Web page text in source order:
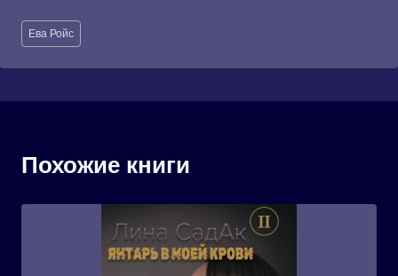
Метки
записи:
Ева Ройс
Похожие книги